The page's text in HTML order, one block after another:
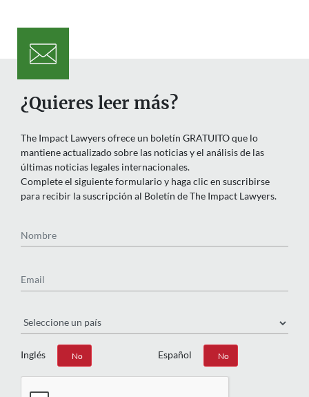
¿Quieres leer más?
The Impact Lawyers ofrece un boletín GRATUITO que lo
mantiene actualizado sobre las noticias y el análisis de las
últimas noticias legales internacionales.
Complete el siguiente formulario y haga clic en suscribirse
para recibir la suscripción al Boletín de The Impact Lawyers.
Inglés
Sí No Español
Sí No